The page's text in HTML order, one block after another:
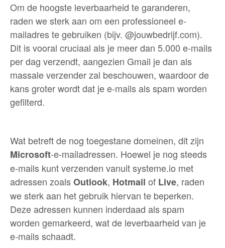
Om de hoogste leverbaarheid te garanderen,
raden we sterk aan om een professioneel e-
mailadres te gebruiken (bijv. @jouwbedrijf.com).
Dit is vooral cruciaal als je meer dan 5.000 e-mails
per dag verzendt, aangezien Gmail je dan als
massale verzender zal beschouwen, waardoor de
kans groter wordt dat je e-mails als spam worden
gefilterd.
Wat betreft de nog toegestane domeinen, dit zijn
Microsoft-e-mailadressen. Hoewel je nog steeds
e-mails kunt verzenden vanuit systeme.io met
adressen zoalsOutlook, Hotmail of Live, raden
we sterk aan het gebruik hiervan te beperken.
Deze adressen kunnen inderdaad als spam
worden gemarkeerd, wat de leverbaarheid van je
e-mails schaadt.